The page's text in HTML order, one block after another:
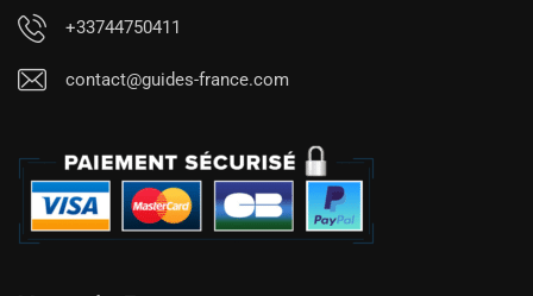
+33744750411
contact@guides-france.com